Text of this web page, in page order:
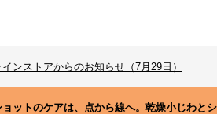
ンストアからのお知らせ（7月29日）
ョットのケアは、点から線へ。乾燥小じわと